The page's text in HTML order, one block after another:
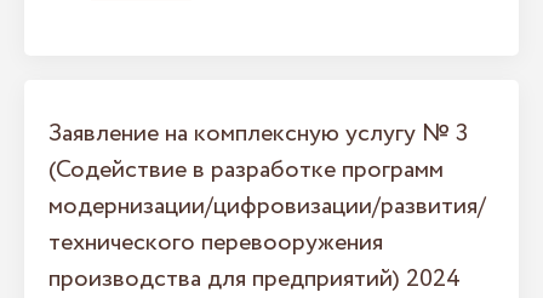
Заявление на комплексную услугу № 3
(Содействие в разработке программ
модернизации/цифровизации/развития/
технического перевооружения
производства для предприятий) 2024